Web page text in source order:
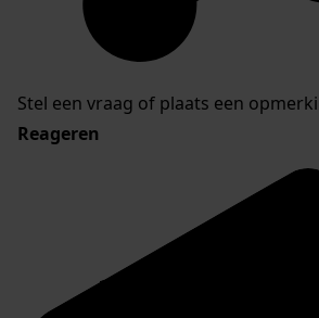
Stel een vraag of plaats een
Reageren